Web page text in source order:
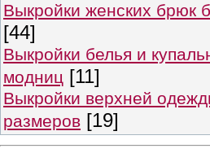
Выкройки женских брюк
[44]
Выкройки белья и
модниц [11]
Выкройки верхней
размеров [19]